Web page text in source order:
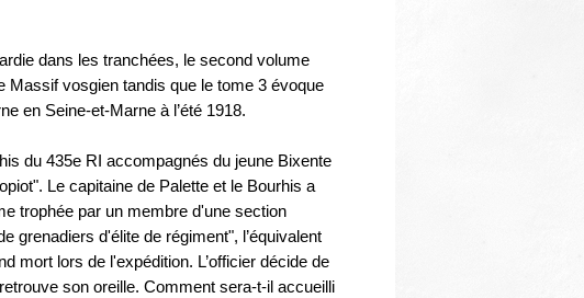
dans les tranchées, le second volume
Massif vosgien tandis que le tome 3 évoque
en Seine-et-Marne à l’été 1918.
du 435e RI accompagnés du jeune Bixente
Le capitaine de Palette et le Bourhis a
trophée par un membre d'une section
grenadiers d'élite de régiment", l’équivalent
mort lors de l'expédition. L’officier décide de
son oreille. Comment sera-t-il accueilli